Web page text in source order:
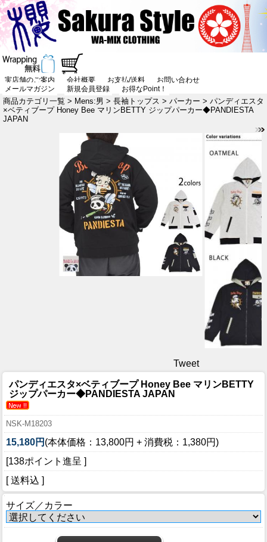
実店舗のご案内 会社概要 お支払/送料
お問い合わせ
メールマガジン
新規会員登録 お得なPoint！
商品カテゴリ一覧 > Mens:男 > 長袖トップス > パーカー > パンディエスタ
×ベティブープ Honey Bee マリンBETTY ジップパーカー◆PANDIESTA
JAPAN
Tweet
パンディエスタ×ベティブープ Honey Bee マリンBETTY
ジップパーカー◆PANDIESTA JAPAN
NSK-M18203
15,180円 (本体価格：13,800円 + 消費税：1,380円)
[138ポイント進呈 ]
[ 送料込 ]
サイズ／カラー